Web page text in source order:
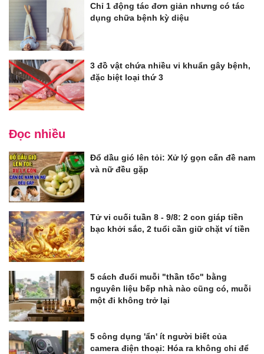
Chỉ 1 động tác đơn giản nhưng có tác
dụng chữa bệnh kỳ diệu
3 đồ vật chứa nhiều vi khuẩn gây bệnh,
đặc biệt loại thứ 3
Đọc nhiều
Đổ dầu gió lên tỏi: Xử lý gọn cấn đề nam
và nữ đều gặp
Tử vi cuối tuần 8 - 9/8: 2 con giáp tiền
bạc khởi sắc, 2 tuổi cần giữ chặt ví tiền
5 cách đuổi muỗi "thần tốc" bằng
nguyên liệu bếp nhà nào cũng có, muỗi
một đi không trở lại
5 công dụng 'ẩn' ít người biết của
camera điện thoại: Hóa ra không chỉ để